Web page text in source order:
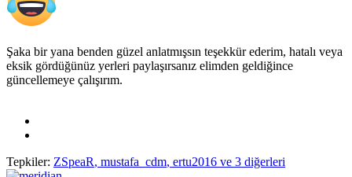
Şaka bir yana benden güzel anlatmışsın teşekkür ederim, hatalı veya
eksik gördüğünüz yerleri paylaşırsanız elimden geldiğince
güncellemeye çalışırım.
Tepkiler: ZSpeaR, mustafa_cdm, ertu2016 ve 3 diğerleri